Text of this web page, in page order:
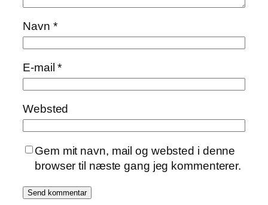
Navn *
E-mail*
Websted
Gem mit navn, mail og websted i denne
browser til næste gang jeg kommenterer.